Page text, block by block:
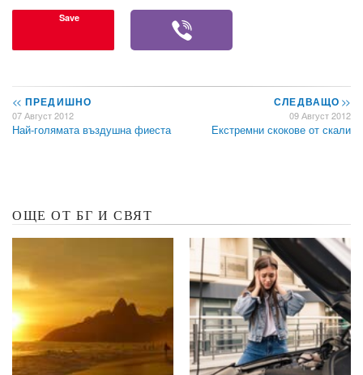
Save
<< ПРЕДИШНО
07 Август 2012
Най-голямата въздушна фиеста
СЛЕДВАЩО>>
09 Август 2012
Екстремни скокове от скали
ОЩЕ ОТ БГ И СВЯТ